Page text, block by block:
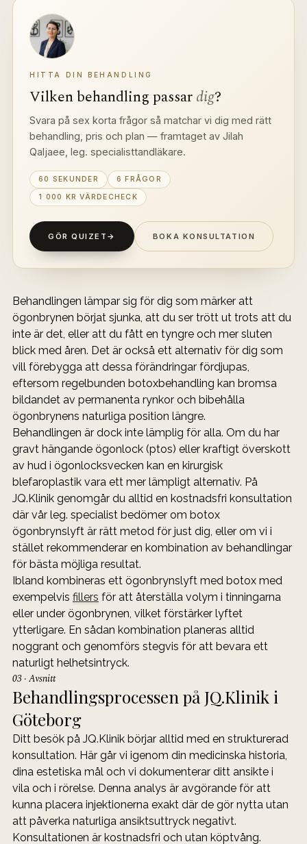
HITTA DIN BEHANDLING
Vilken behandling passar dig?
Svara på sex korta frågor så matchar vi dig med rätt
behandling, pris och plan — framtaget av Jilah
Qaljaee, leg. specialisttandläkare.
60 SEKUNDER
6 FRÅGOR
1 000 KR VÄRDECHECK
GÖR QUIZET → BOKA KONSULTATION
Behandlingen lämpar sig för dig som märker att
ögonbrynen börjat sjunka, att du ser trött ut trots att du
inte är det, eller att du fått en tyngre och mer sluten
blick med åren. Det är också ett alternativ för dig som
vill förebygga att dessa förändringar fördjupas,
eftersom regelbunden botoxbehandling kan bromsa
bildandet av permanenta rynkor och bibehålla
ögonbrynens naturliga position längre.
Behandlingen är dock inte lämplig för alla. Om du har
gravt hängande ögonlock (ptos) eller kraftigt överskott
av hud i ögonlocksvecken kan en kirurgisk
blefaroplastik vara ett mer lämpligt alternativ. På
JQ.Klinik genomgår du alltid en kostnadsfri konsultation
där vår leg. specialist bedömer om botox
ögonbrynslyft är rätt metod för just dig, eller om vi i
stället rekommenderar en kombination av behandlingar
för bästa möjliga resultat.
Ibland kombineras ett ögonbrynslyft med botox med
exempelvis fillers för att återställa volym i tinningarna
eller under ögonbrynen, vilket förstärker lyftet
ytterligare. En sådan kombination planeras alltid
noggrant och genomförs stegvis för att bevara ett
naturligt helhetsintryck.
03 · Avsnitt
Behandlingsprocessen på JQ.Klinik i
Göteborg
Ditt besök på JQ.Klinik börjar alltid med en strukturerad
konsultation. Här går vi igenom din medicinska historia,
dina estetiska mål och vi dokumenterar ditt ansikte i
vila och i rörelse. Denna analys är avgörande för att
kunna placera injektionerna exakt där de gör nytta utan
att påverka naturliga ansiktsuttryck negativt.
Konsultationen är kostnadsfri och utan köptvång.